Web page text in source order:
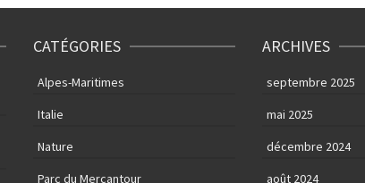
CATÉGORIES
Alpes-Maritimes
Italie
Nature
Parc du Mercantour
ARCHIVES
septembre 2025
mai 2025
décembre 2024
août 2024